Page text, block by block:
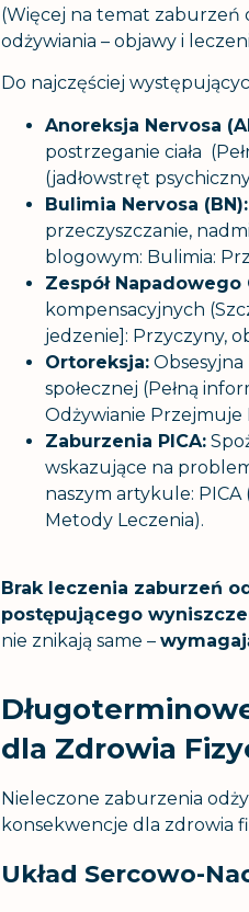
(Więcej na temat zaburzeń
odżywiania – objawy i
Do najczęściej
Anoreksja Nervosa
postrzeganie ciała
(jadłowstręt
Bulimia Nervosa (BN):
przeczyszczanie,
blogowym: Bulimia:
Zespół Napadowego
kompensacyjnych
jedzenie]: Przyczyny,
Ortoreksja:Obsesyjna
społecznej (Pełną
Odżywianie Przejmuje
Zaburzenia PICA:
wskazujące na
naszym artykule: PICA
Metody Leczenia).
Brak leczenia zaburzeń
postępującego
nie znikają same –
dla Zdrowia
Nieleczone zaburzenia
konsekwencje dla zdrowia
Układ Sercowo-